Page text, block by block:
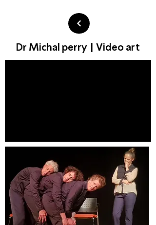
Dr Michal perry | Video art